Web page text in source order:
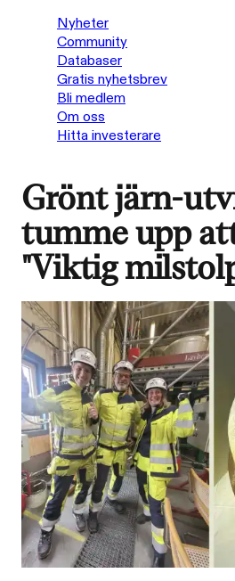
Nyheter
Community
Databaser
Gratis nyhetsbrev
Bli medlem
Om oss
Hitta investerare
Grönt järn-
tumme upp
"Viktig